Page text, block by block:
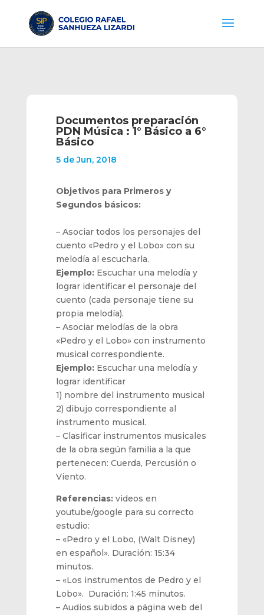
Documentos preparación
PDN Música : 1° Básico a 6°
Básico
5 de Jun, 2018
Objetivos para Primeros y
Segundos básicos:
– Asociar todos los personajes del
cuento «Pedro y el Lobo» con su
melodía al escucharla.
Ejemplo:Escuchar una melodía y
lograr identificar el personaje del
cuento (cada personaje tiene su
propia melodía).
– Asociar melodías de la obra
«Pedro y el Lobo» con instrumento
musical correspondiente.
Ejemplo:Escuchar una melodía y
lograr identificar
1) nombre del instrumento musical
2) dibujo correspondiente al
instrumento musical.
– Clasificar instrumentos musicales
de la obra según familia a la que
pertenecen: Cuerda, Percusión o
Viento.
Referencias:videos en
youtube/google para su correcto
estudio:
– «Pedro y el Lobo, (Walt Disney)
en español». Duración: 15:34
minutos.
– «Los instrumentos de Pedro y el
Lobo». Duración: 1:45 minutos.
– Audios subidos a página web del